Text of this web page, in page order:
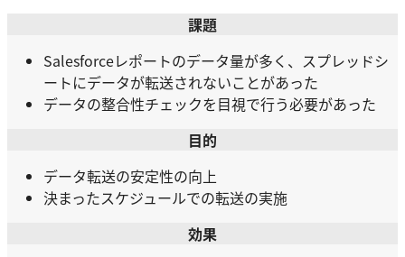
課題
Salesforceレポートのデータ量が多く、スプレッドシ
ートにデータが転送されないことがあった
データの整合性チェックを目視で行う必要があった
目的
データ転送の安定性の向上
決まったスケジュールでの転送の実施
効果